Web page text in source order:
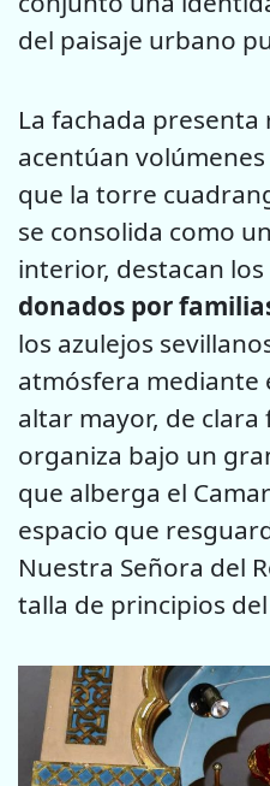
del paisaje urbano
La fachada presenta
acentúan
que la torre
se consolida como
interior, destacan los
donados por
los azulejos
atmósfera mediante
altar mayor, de clara
organiza bajo un
que alberga el
espacio que
Nuestra Señora del
talla de principios del